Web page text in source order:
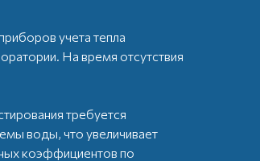
учета тепла
На время отсутствия
требуется
воды, что увеличивает
коэффициентов по